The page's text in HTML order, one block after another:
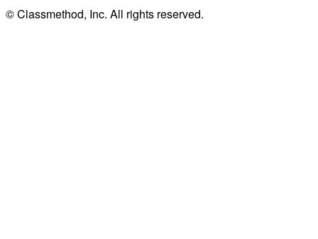
© Classmethod, Inc. All rights reserved.